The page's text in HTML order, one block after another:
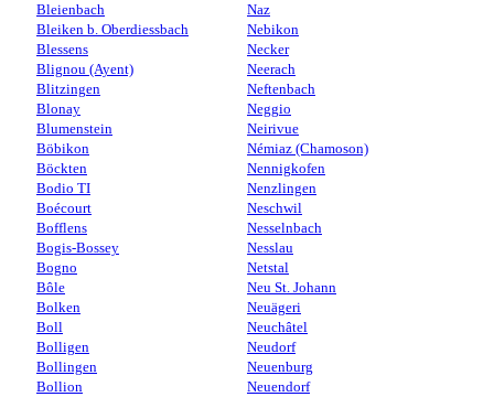
Bleienbach
Bleiken b. Oberdiessbach
Blessens
Blignou (Ayent)
Blitzingen
Blonay
Blumenstein
Böbikon
Böckten
Bodio TI
Boécourt
Bofflens
Bogis-Bossey
Bogno
Bôle
Bolken
Boll
Bolligen
Bollingen
Bollion
Naz
Nebikon
Necker
Neerach
Neftenbach
Neggio
Neirivue
Némiaz (Chamoson)
Nennigkofen
Nenzlingen
Neschwil
Nesselnbach
Nesslau
Netstal
Neu St. Johann
Neuägeri
Neuchâtel
Neudorf
Neuenburg
Neuendorf